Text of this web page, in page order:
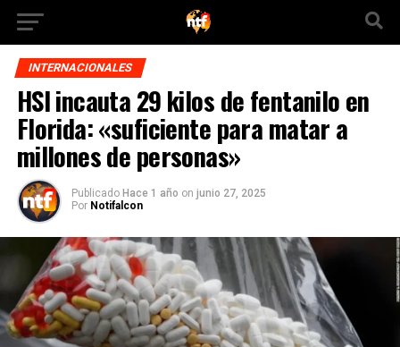
INTERNACIONALES
HSI incauta 29 kilos de fentanilo en
Florida: «suficiente para matar a
millones de personas»
Publicado Hace 1 año on junio 27, 2025
Por Notifalcon